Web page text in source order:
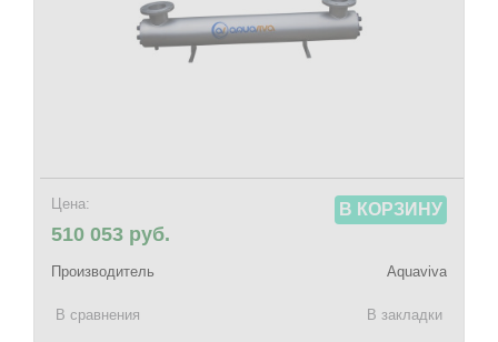
Цена:
510 053 руб.
В КОРЗИНУ
Производитель Aquaviva
В сравнения В закладки